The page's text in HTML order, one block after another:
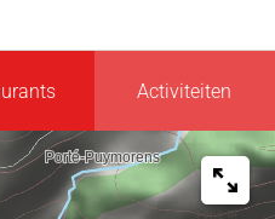
Activiteiten